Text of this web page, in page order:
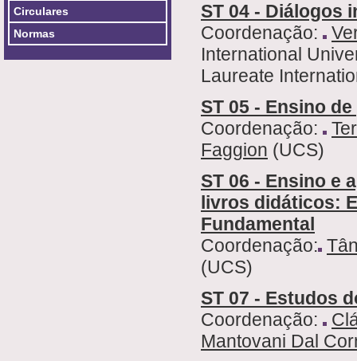
Circulares
Normas
ST 04 - Diálogos
Coordenação:
International
Laureate
ST 05 - Ensino
Coordenação:
Faggion (UCS)
ST 06 - Ensino e
livros didáticos:
Fundamental
Coordenação:
(UCS)
ST 07 - Estudos
Coordenação:
Mantovani Dal